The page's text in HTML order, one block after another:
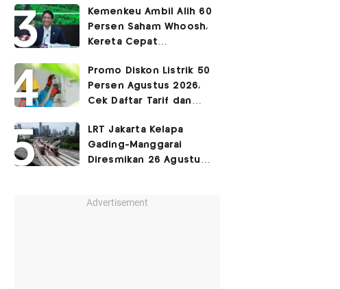
Agustus 2026
Kemenkeu Ambil Alih 60
Persen Saham Whoosh,
Kereta Cepat
Surabaya
Promo Diskon Listrik 50
Persen Agustus 2026,
Cek Daftar Tarif dan
LRT Jakarta Kelapa
Gading-Manggarai
Diresmikan 26 Agustus
Advertisement